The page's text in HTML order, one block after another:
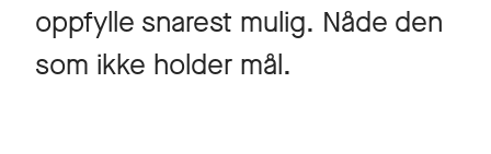
oppfylle snarest mulig. Nåde den
som ikke holder mål.